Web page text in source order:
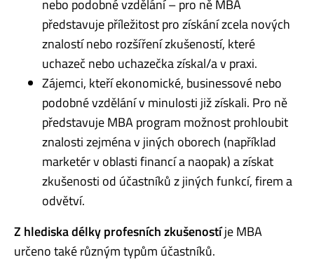
nebo podobné vzdělání – pro ně MBA
představuje příležitost pro získání zcela nových
znalostí nebo rozšíření zkušeností, které
uchazeč nebo uchazečka získal/a v praxi.
Zájemci, kteří ekonomické, businessové nebo
podobné vzdělání v minulosti již získali. Pro ně
představuje MBA program možnost prohloubit
znalosti zejména v jiných oborech (například
marketér v oblasti financí a naopak) a získat
zkušenosti od účastníků z jiných funkcí, firem a
odvětví.
Z hlediska délky profesních zkušenostíje MBA
určeno také různým typům účastníků.